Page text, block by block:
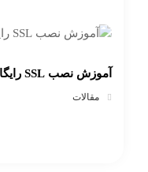
آموزش نصب SSL رایگان در سی پنل (CPanel)
مقالات